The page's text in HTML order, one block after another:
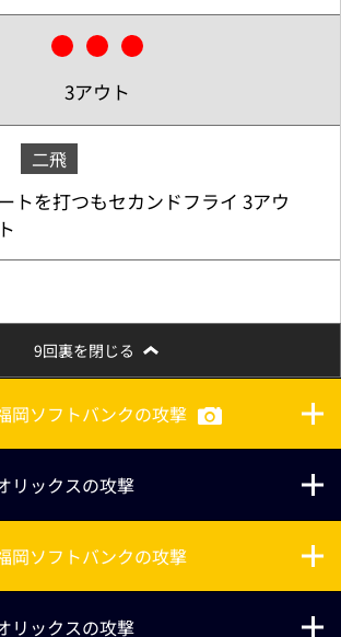
3アウト
二飛
トを打つもセカンドフライ 3アウ
9回裏を閉じる
岡ソフトバンクの攻撃
リックスの攻撃
岡ソフトバンクの攻撃
リックスの攻撃